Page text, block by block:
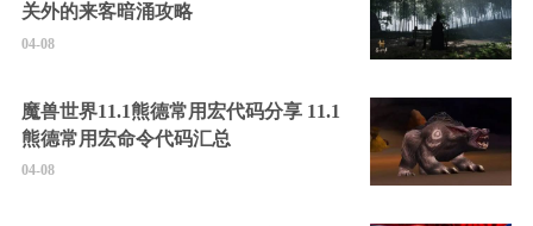
关外的来客暗涌攻略
04-08
魔兽世界11.1熊德常用宏代码分享 11.1
熊德常用宏命令代码汇总
04-08